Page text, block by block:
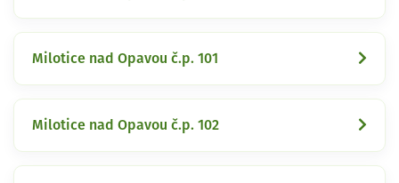
Milotice nad Opavou č.p. 101
Milotice nad Opavou č.p. 102